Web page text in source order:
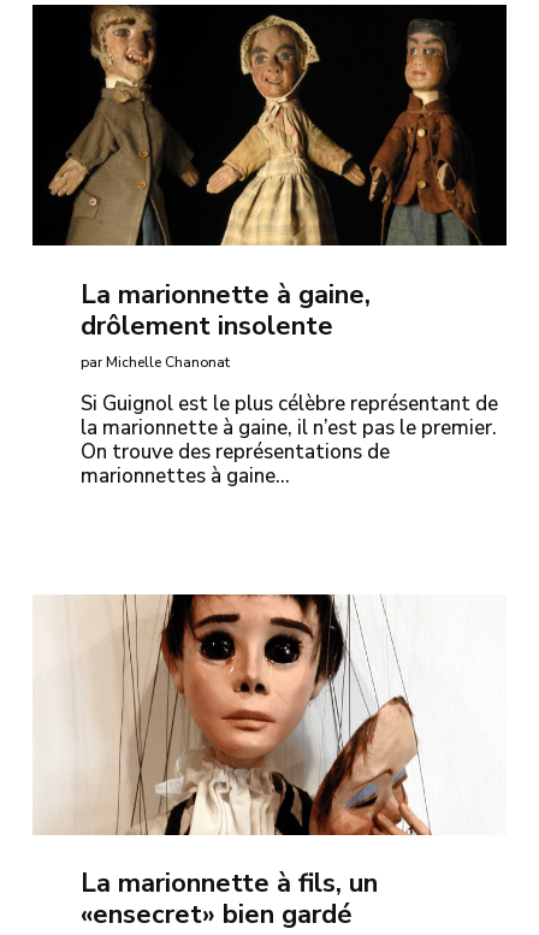
La marionnette à gaine,
drôlement insolente
par Michelle Chanonat
Si Guignol est le plus célèbre représentant de
la marionnette à gaine, il n’est pas le premier.
On trouve des représentations de
marionnettes à gaine…
La marionnette à fils, un
«ensecret» bien gardé